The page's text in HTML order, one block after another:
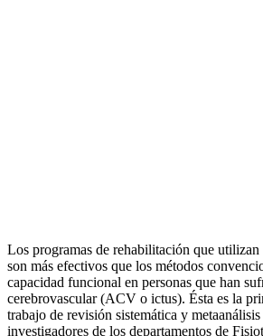
Los programas de rehabilitación que
son más efectivos que los métodos
capacidad funcional en personas que han
cerebrovascular (ACV o ictus). Ésta es la
trabajo de revisión sistemática y
investigadores de los departamentos de